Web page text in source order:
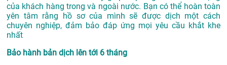
của khách hàng trong và ngoài nước. Bạn có thể hoàn toàn
yên tâm rằng hồ sơ của mình sẽ được dịch một cách
chuyên nghiệp, đảm bảo đáp ứng mọi yêu cầu khắt khe
nhất
Bảo hành bản dịch lên tới 6 tháng